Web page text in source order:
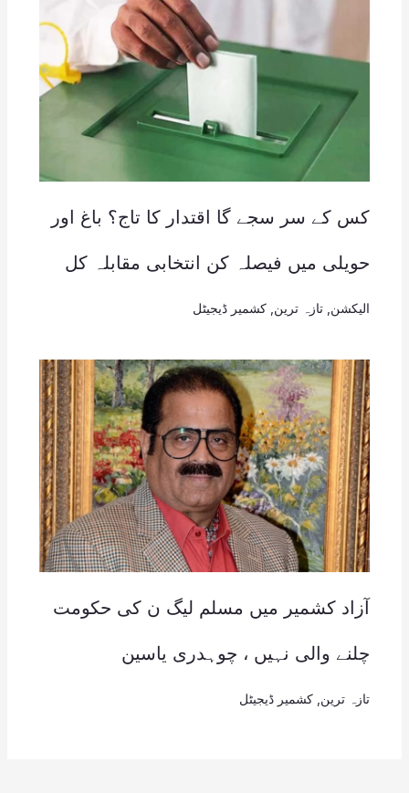
کس کے سر سجے گا اقتدار کا تاج؟ باغ اور
حویلی میں فیصلہ کن انتخابی مقابلہ کل
الیکشن تازہ ترین کشمیر ڈیجیٹل
آزاد کشمیر میں مسلم لیگ ن کی حکومت
چلنے والی نہیں ، چوہدری یاسین
تازہ ترین کشمیر ڈیجیٹل